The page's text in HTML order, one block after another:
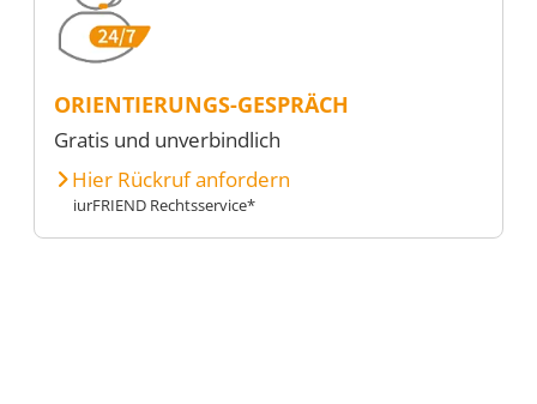
ORIENTIERUNGS-GESPRÄCH
Gratis und unverbindlich
Hier Rückruf anfordern
iurFRIEND Rechtsservice*